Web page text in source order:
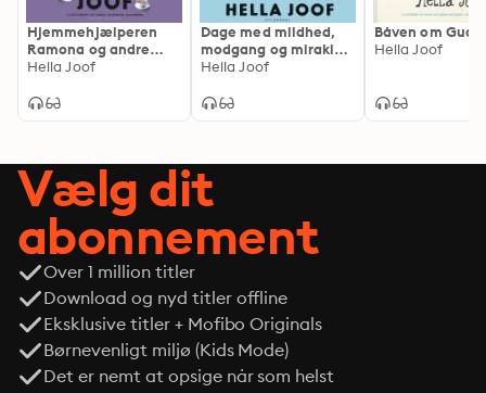
Hjemmehjælperen
Ramona og andre
englelige væsener og
Hella Joof
Dage med mildhed,
modgang og mirakler:
En almanak
Hella Joof
Båven om Gud
Hella Joof
Vælg dit
abonnement
Over 1 million titler
Download og nyd titler offline
Eksklusive titler + Mofibo Originals
Børnevenligt miljø (Kids Mode)
Det er nemt at opsige når som helst